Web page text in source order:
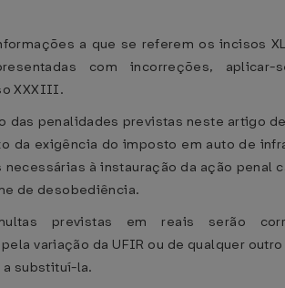
a que se referem os incisos
com incorreções, aplicar-
XXXIII.
das penalidades previstas neste artigo
da exigência do imposto em auto de
necessárias à instauração da ação penal
de desobediência.
previstas em reais serão
variação da UFIR ou de qualquer
a substituí-la.